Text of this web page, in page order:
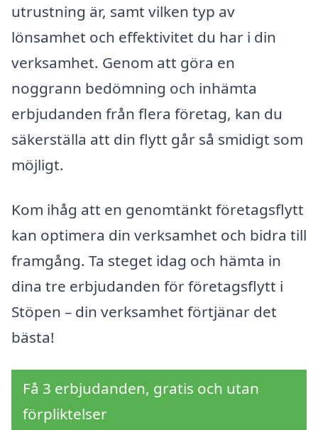
utrustning är, samt vilken typ av
lönsamhet och effektivitet du har i din
verksamhet. Genom att göra en
noggrann bedömning och inhämta
erbjudanden från flera företag, kan du
säkerställa att din flytt går så smidigt som
möjligt.
Kom ihåg att en genomtänkt företagsflytt
kan optimera din verksamhet och bidra till
framgång. Ta steget idag och hämta in
dina tre erbjudanden för företagsflytt i
Stöpen – din verksamhet förtjänar det
bästa!
Få 3 erbjudanden, gratis och utan
förpliktelser